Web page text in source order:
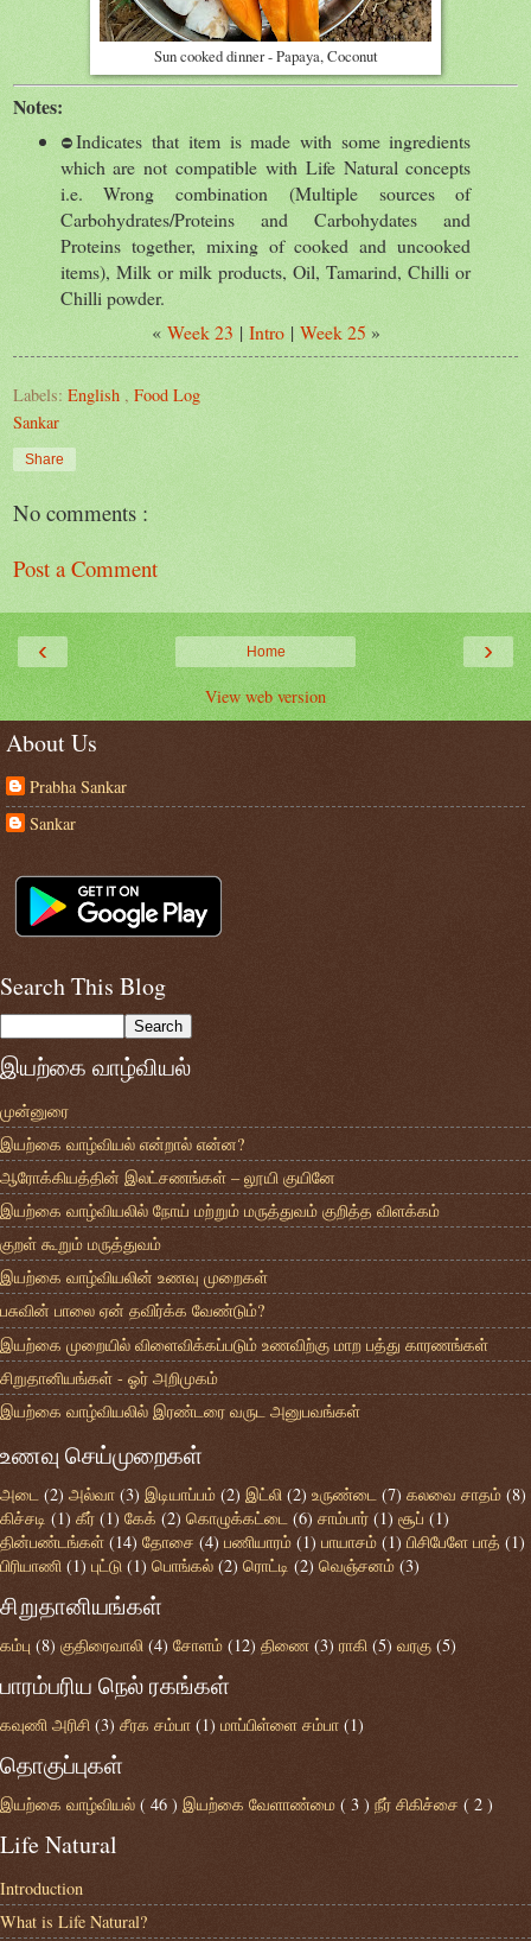
Sun cooked dinner - Papaya, Coconut
Notes:
⛔Indicates that item is made with some ingredients
which are not compatible with Life Natural concepts
i.e. Wrong combination (Multiple sources of
Carbohydrates/Proteins and Carbohydates and
Proteins together, mixing of cooked and uncooked
items), Milk or milk products, Oil, Tamarind, Chilli or
Chilli powder.
« Week 23 | Intro| Week 25 »
Labels: English , Food Log
Sankar
Share
No comments :
Post a Comment
‹ ›
Home
View web version
About Us
Prabha Sankar
Sankar
Search This Blog
இயற்கை வாழ்வியல்
முன்னுரை
இயற்கை வாழ்வியல் என்றால் என்ன?
ஆரோக்கியத்தின் இலட்சணங்கள் – லூயி குயினே
இயற்கை வாழ்வியலில் நோய் மற்றும் மருத்துவம் குறித்த விளக்கம்
குறள் கூறும் மருத்துவம்
இயற்கை வாழ்வியலின் உணவு முறைகள்
பசுவின் பாலை ஏன் தவிர்க்க வேண்டும்?
இயற்கை முறையில் விளைவிக்கப்படும் உணவிற்கு மாற பத்து காரணங்கள்
சிறுதானியங்கள் - ஓர் அறிமுகம்
இயற்கை வாழ்வியலில் இரண்டரை வருட அனுபவங்கள்
உணவு செய்முறைகள்
அடை (2) அல்வா (3) இடியாப்பம் (2) இட்லி (2) உருண்டை (7) கலவை சாதம் (8)
கிச்சடி (1) கீர் (1) கேக் (2) கொழுக்கட்டை (6) சாம்பார் (1) சூப் (1)
தின்பண்டங்கள் (14) தோசை (4) பணியாரம் (1) பாயாசம் (1) பிசிபேளே பாத் (1)
பிரியாணி (1) புட்டு (1) பொங்கல் (2) ரொட்டி (2) வெஞ்சனம் (3)
சிறுதானியங்கள்
கம்பு (8) குதிரைவாலி (4) சோளம் (12) திணை (3) ராகி (5) வரகு (5)
பாரம்பரிய நெல் ரகங்கள்
கவுணி அரிசி (3) சீரக சம்பா (1) மாப்பிள்ளை சம்பா (1)
தொகுப்புகள்
இயற்கை வாழ்வியல் ( 46 ) இயற்கை வேளாண்மை ( 3 ) நீர் சிகிச்சை ( 2 )
Life Natural
Introduction
What is Life Natural?